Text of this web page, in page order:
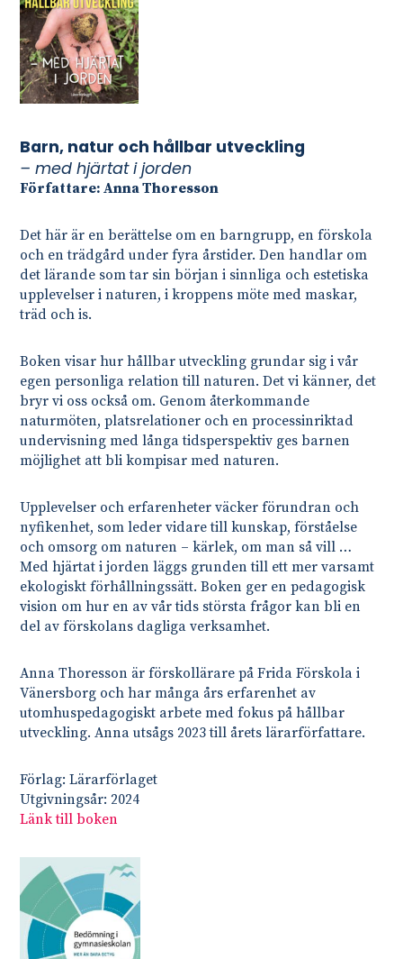
Barn, natur och hållbar utveckling
– med hjärtat i jorden
Författare: Anna Thoresson
Det här är en berättelse om en barngrupp, en förskola
och en trädgård under fyra årstider. Den handlar om
det lärande som tar sin början i sinnliga och estetiska
upplevelser i naturen, i kroppens möte med maskar,
träd och is.
Boken visar hur hållbar utveckling grundar sig i vår
egen personliga relation till naturen. Det vi känner, det
bryr vi oss också om. Genom återkommande
naturmöten, platsrelationer och en processinriktad
undervisning med långa tidsperspektiv ges barnen
möjlighet att bli kompisar med naturen.
Upplevelser och erfarenheter väcker förundran och
nyfikenhet, som leder vidare till kunskap, förståelse
och omsorg om naturen – kärlek, om man så vill …
Med hjärtat i jorden läggs grunden till ett mer varsamt
ekologiskt förhållningssätt. Boken ger en pedagogisk
vision om hur en av vår tids största frågor kan bli en
del av förskolans dagliga verksamhet.
Anna Thoresson är förskollärare på Frida Förskola i
Vänersborg och har många års erfarenhet av
utomhuspedagogiskt arbete med fokus på hållbar
utveckling. Anna utsågs 2023 till årets lärarförfattare.
Förlag: Lärarförlaget
Utgivningsår: 2024
Länk till boken